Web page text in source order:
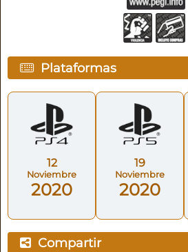
Plataformas
12
Noviembre
2020
19
Noviembre
2020
Compartir